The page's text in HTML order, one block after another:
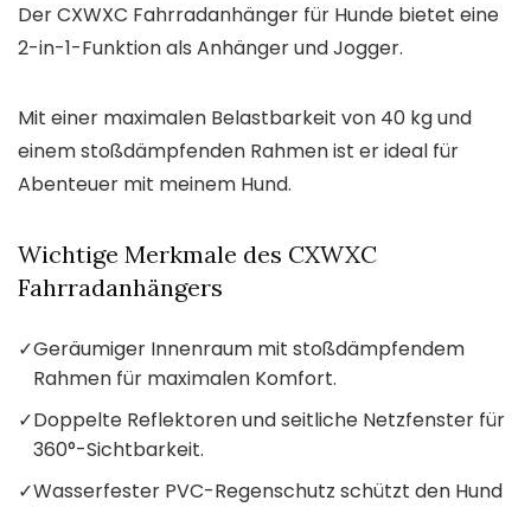
Der CXWXC Fahrradanhänger für Hunde bietet eine
2-in-1-Funktion als Anhänger und Jogger.
Mit einer maximalen Belastbarkeit von 40 kg und
einem stoßdämpfenden Rahmen ist er ideal für
Abenteuer mit meinem Hund.
Wichtige Merkmale des CXWXC
Fahrradanhängers
✓Geräumiger Innenraum mit stoßdämpfendem
Rahmen für maximalen Komfort.
✓Doppelte Reflektoren und seitliche Netzfenster für
360°-Sichtbarkeit.
✓Wasserfester PVC-Regenschutz schützt den Hund